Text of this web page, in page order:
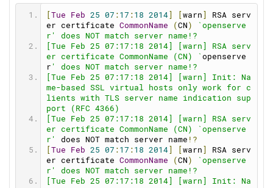
httpport
httpsport =443
httpbackport =8080
ftpport 21
sftpport 990
phpport= 9000
memcacheport =11211
[ftp]
ftp= 0
ftpcommandtimeout
ftpconnecttimeout = 60
[ sendmail]
smtp_server
""
smtp_port =""
auth_username= ""
auth_password = ""
Tue Feb 25 07 : 17 : 18 2014 warn
RSA serv
er certificate CommonName (CN )
`openserve
r' does NOT match server name!?
[Tue Feb 25 07:17:18 2014] [warn] RSA serv
er certificate CommonName (CN) ` openserve
r ' does NOT match server name!?
[Tue Feb 25 07:17:18 2014] [warn] Init: Na
me-based SSL virtual hosts only work for c
lients with TLS server name indication sup
port (RFC 4366)
[Tue Feb 25 07:17:18 2014] [warn] RSA serv
er certificate CommonName (CN) `openserve
r'
does NOT match server name !?
Tue Feb 25 07 : 17 : 18 2014 warn
RSA serv
er certificate CommonName (CN )
`openserve
r' does NOT match server name!?
[Tue Feb 25 07:17:18 2014] [warn] Init: Na